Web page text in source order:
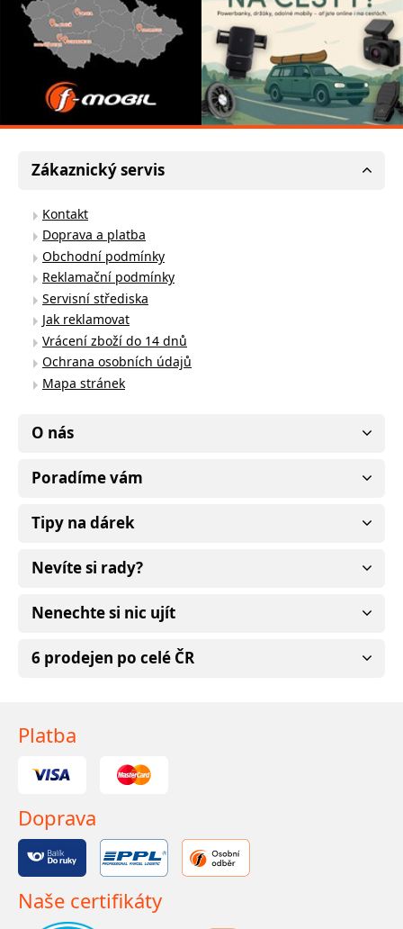
Zákaznický servis
Kontakt
Doprava a platba
Obchodní podmínky
Reklamační podmínky
Servisní střediska
Jak reklamovat
Vrácení zboží do 14 dnů
Ochrana osobních údajů
Mapa stránek
O nás
Poradíme vám
Tipy na dárek
Nevíte si rady?
Nenechte si nic ujít
6 prodejen po celé ČR
Platba
Doprava
Naše certifikáty